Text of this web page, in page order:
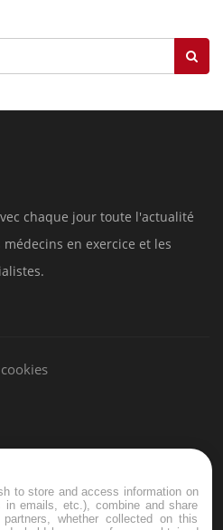
chaque jour toute l'actualité
en exercice et les
to store and access information on
emails, etc.), combine and share
whether collected on this